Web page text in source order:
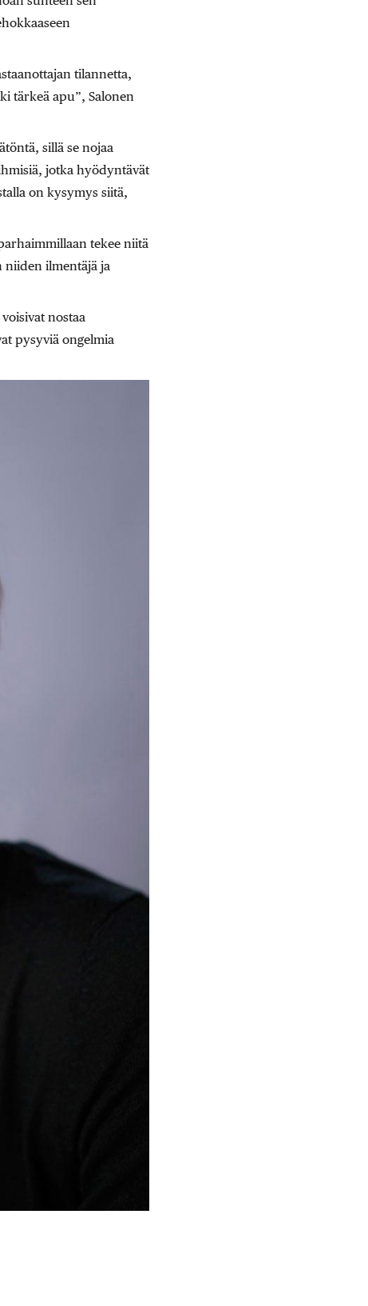
tilannetta,
tärkeä apu”, Salonen
sillä se nojaa
jotka hyödyntävät
on kysymys siitä,
tekee niitä
niiden ilmentäjä ja
nostaa
pysyviä ongelmia